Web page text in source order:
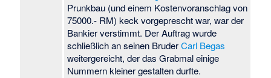
Prunkbau (und einem Kostenvoranschlag von
75000.- RM) keck vorgeprescht war, war der
Bankier verstimmt. Der Auftrag wurde
schließlich an seinen BruderCarl Begas
weitergereicht, der das Grabmal einige
Nummern kleiner gestalten durfte.